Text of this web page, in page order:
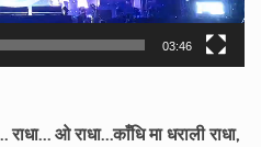
03:46
ओ राधा…काँधि मा धराली राधा,